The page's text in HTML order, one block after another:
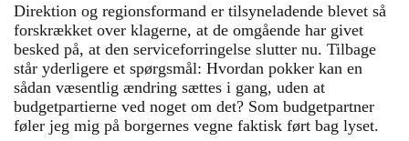
Direktion og regionsformand er tilsyneladende blevet så
forskrækket over klagerne, at de omgående har givet
besked på, at den serviceforringelse slutter nu. Tilbage
står yderligere et spørgsmål: Hvordan pokker kan en
sådan væsentlig ændring sættes i gang, uden at
budgetpartierne ved noget om det? Som budgetpartner
føler jeg mig på borgernes vegne faktisk ført bag lyset.